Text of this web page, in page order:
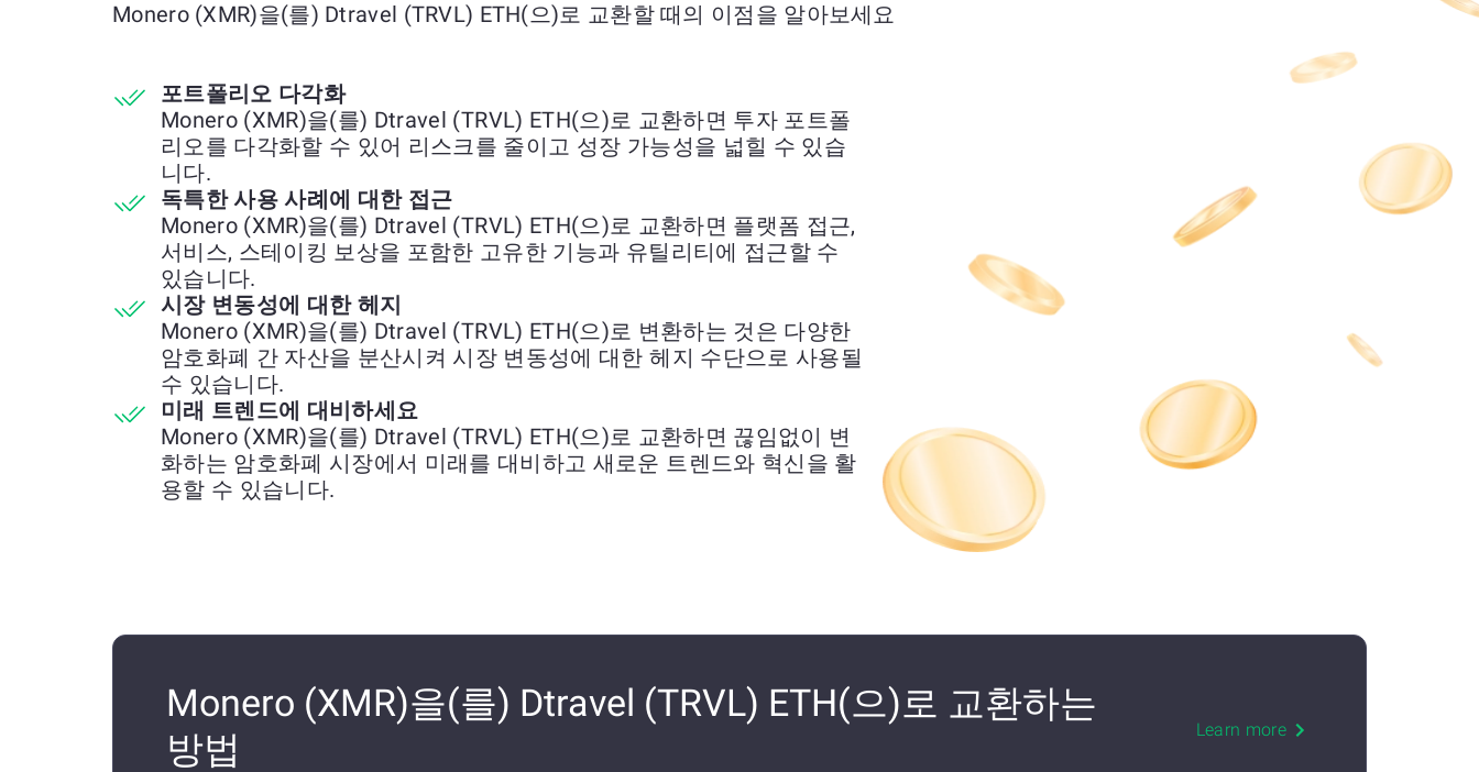
Monero (XMR)을(를) Dtravel (TRVL) ETH(으)로 교환할 때의 이점을 알아보세요
포트폴리오 다각화
Monero (XMR)을(를) Dtravel (TRVL) ETH(으)로 교환하면 투자 포트폴
리오를 다각화할 수 있어 리스크를 줄이고 성장 가능성을 넓힐 수 있습
니다.
독특한 사용 사례에 대한 접근
Monero (XMR)을(를) Dtravel (TRVL) ETH(으)로 교환하면 플랫폼 접근,
서비스, 스테이킹 보상을 포함한 고유한 기능과 유틸리티에 접근할 수
있습니다.
시장 변동성에 대한 헤지
Monero (XMR)을(를) Dtravel (TRVL) ETH(으)로 변환하는 것은 다양한
암호화폐 간 자산을 분산시켜 시장 변동성에 대한 헤지 수단으로 사용될
수 있습니다.
미래 트렌드에 대비하세요
Monero (XMR)을(를) Dtravel (TRVL) ETH(으)로 교환하면 끊임없이 변
화하는 암호화폐 시장에서 미래를 대비하고 새로운 트렌드와 혁신을 활
용할 수 있습니다.
Monero (XMR)을(를) Dtravel (TRVL) ETH(으)로 교환하는
방법
Learn more